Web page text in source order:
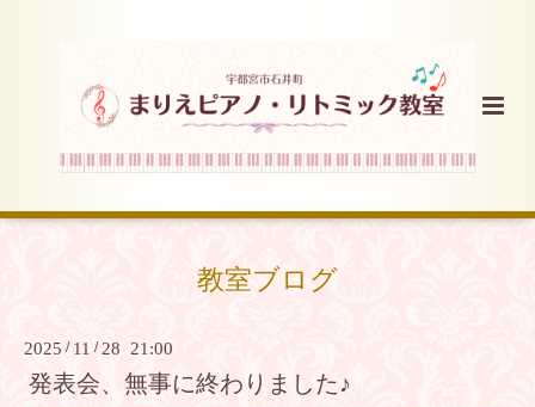
教室ブログ
2025 / 11 /28 21:00
発表会、無事に終わりました♪